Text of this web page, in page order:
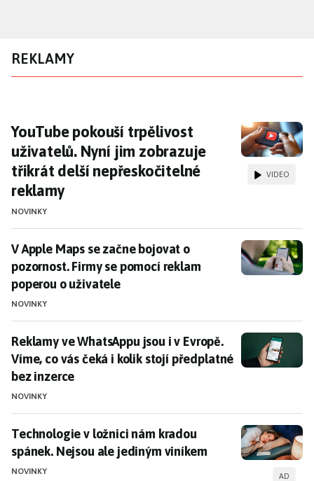
obsahu
REKLAMY
YouTube pokouší trpělivost uživatelů.
YouTube pokouší trpělivost
uživatelů. Nyní jim zobrazuje
třikrát delší nepřeskočitelné
reklamy
NOVINKY
VIDEO
V Apple Maps se začne bojovat o pozornost. Firmy
V Apple Maps se začne bojovat o
pozornost. Firmy se pomocí reklam
poperou o uživatele
NOVINKY
Reklamy ve WhatsAppu jsou i v Evropě. Víme, co
Reklamy ve WhatsAppu jsou i v Evropě.
Víme, co vás čeká i kolik stojí předplatné
bez inzerce
NOVINKY
Technologie v ložnici nám kradou spánek. Nejsou
Technologie v ložnici nám kradou
spánek. Nejsou ale jediným viníkem
NOVINKY AD